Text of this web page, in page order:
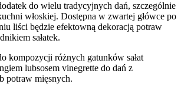
do wielu tradycyjnych dań, szczególnie
włoskiej. Dostępna w zwartej główce po
liści będzie efektowną dekoracją potraw
sałatek.
kompozycji różnych gatunków sałat
lubsosem vinegrette do dań z
potraw mięsnych.